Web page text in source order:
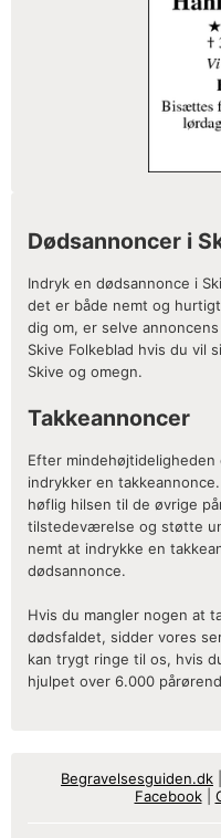
Dødsannoncer i
Indryk en dødsannonce i
det er både nemt og
dig om, er selve
Skive Folkeblad hvis du vil
Skive og omegn.
Takkeannoncer
Efter
indrykker en
høflig hilsen til de øvrige
tilstedeværelse og støtte
nemt at indrykke en
dødsannonce.
Hvis du mangler nogen at
dødsfaldet, sidder vores
kan trygt ringe til os, hvis
hjulpet over 6.000
Begravelsesguiden.dk
Facebook|